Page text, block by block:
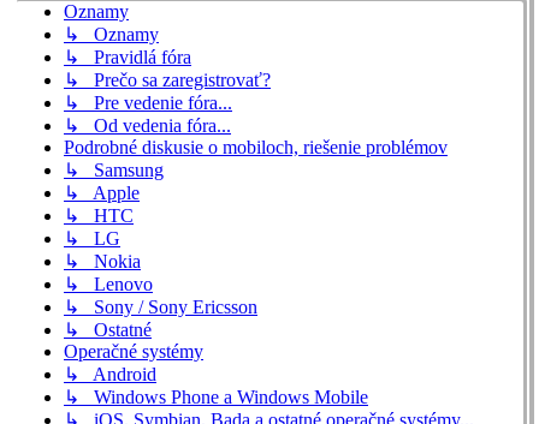
Oznamy
↳ Oznamy
↳ Pravidlá fóra
↳ Prečo sa zaregistrovať?
↳ Pre vedenie fóra...
↳ Od vedenia fóra...
Podrobné diskusie o mobiloch, riešenie problémov
↳ Samsung
↳ Apple
↳ HTC
↳ LG
↳ Nokia
↳ Lenovo
↳ Sony / Sony Ericsson
↳ Ostatné
Operačné systémy
↳ Android
↳ Windows Phone a Windows Mobile